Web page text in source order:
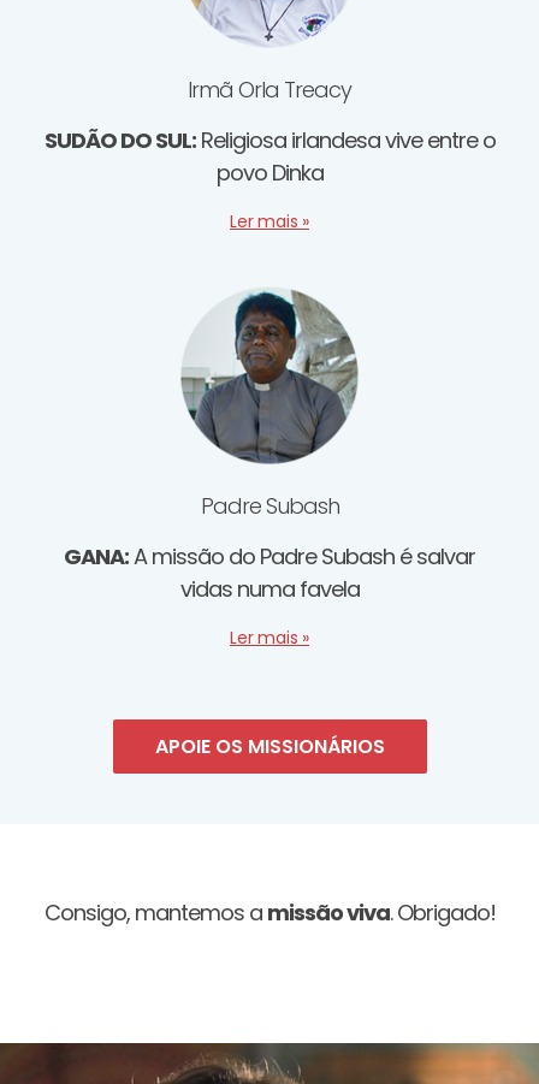
Irmã Orla Treacy
SUDÃO DO SUL:Religiosa irlandesa vive entre o
povo Dinka
Ler mais »
Padre Subash
GANA:A missão do Padre Subash é salvar
vidas numa favela
Ler mais »
APOIE OS MISSIONÁRIOS
Consigo, mantemos a missão viva. Obrigado!